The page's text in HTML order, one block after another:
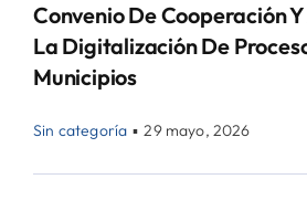
Convenio De Cooperación
La Digitalización De
Municipios
Sin categoría ▪ 29 mayo, 2026